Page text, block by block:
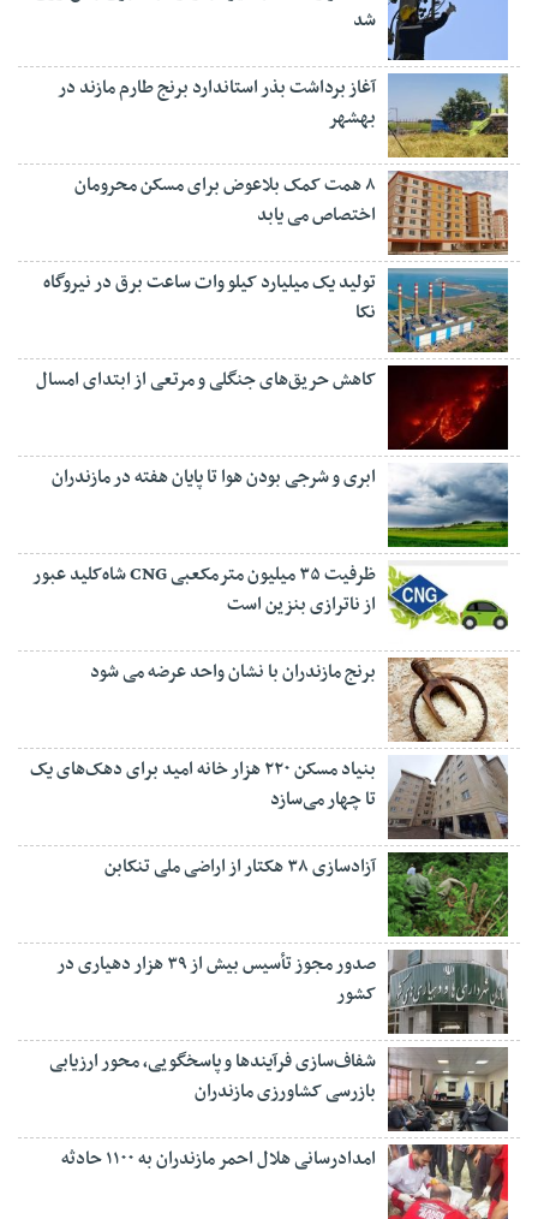
شد
آغاز برداشت بذر استاندارد برنج طارم مازند در
بهشهر
۸ همت کمک بلاعوض برای مسکن محرومان
اختصاص می یابد
تولید یک میلیارد کیلو وات ساعت برق در نیروگاه
نکا
کاهش حریق‌های جنگلی و مرتعی از ابتدای امسال
ابری و شرجی بودن هوا تا پایان هفته در مازندران
ظرفیت ۳۵ میلیون مترمکعبی CNG شاه‌کلید عبور
از ناترازی بنزین است
برنج مازندران با نشان واحد عرضه می شود
بنیاد مسکن ۲۲۰ هزار خانه امید برای دهک‌های یک
تا چهار می‌سازد
آزادسازی ۳۸ هکتار از اراضی ملی تنکابن
صدور مجوز تأسیس بیش از ۳۹ هزار دهیاری در
کشور
شفاف‌سازی فرآیند‌ها و پاسخگویی، محور ارزیابی
بازرسی کشاورزی مازندران
امدادرسانی هلال احمر مازندران به ۱۱۰۰ حادثه